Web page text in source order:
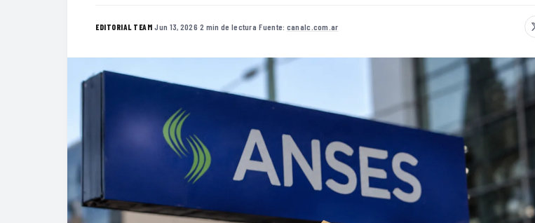
EDITORIAL TEAM·Jun 13, 2026·2 min de lectura·Fuente: canalc.com.ar